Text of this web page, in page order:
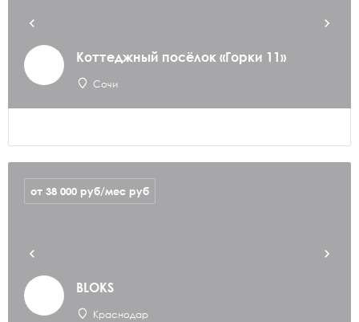
Коттеджный посёлок «Горки 11»
Сочи
BLOKS
Краснодар
от 38 000 руб/мес руб